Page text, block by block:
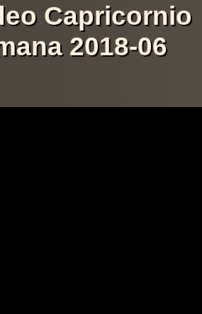
Capricornio
2018-06